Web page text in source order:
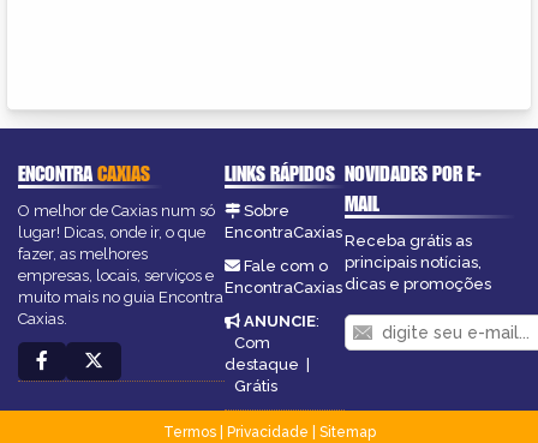
ENCONTRACAXIAS
O melhor de Caxias num só
lugar! Dicas, onde ir, o que
fazer, as melhores
empresas, locais, serviços e
muito mais no guia Encontra
Caxias.
LINKS RÁPIDOS
Sobre
EncontraCaxias
Fale com o
EncontraCaxias
ANUNCIE:
Com
destaque
Grátis
NOVIDADES POR E-
MAIL
Receba grátis as
principais notícias,
dicas e promoções
Termos| Privacidade
Sitemap